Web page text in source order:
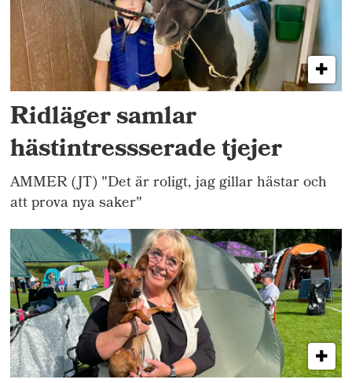
Ridläger samlar
hästintressserade tjejer
AMMER (JT) "Det är roligt, jag gillar hästar och
att prova nya saker"